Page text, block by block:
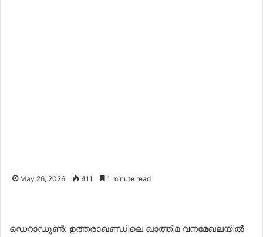
May 26, 2026 411 1 minute read
ഡെറാഡൂൺ: ഉത്തരാഖണ്ഡിലെ ഖാത്തിമ വനമേഖലയിൽ